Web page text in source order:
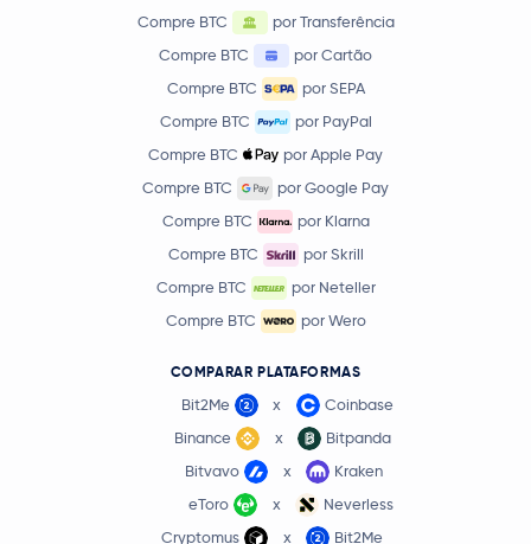
Compre BTC
por Transferência
Compre BTC
por Cartão
Compre BTC
por SEPA
Compre BTC
por PayPal
Compre BTC
por Apple Pay
Compre BTC
por Google Pay
Compre BTC
por Klarna
Compre BTC
por Skrill
Compre BTC
por Neteller
Compre BTC
por Wero
COMPARAR PLATAFORMAS
Bit2Me x
Coinbase
Binance
x
Bitpanda
Bitvavo
x
Kraken
eToro
x
Neverless
Cryptomus
x Bit2Me